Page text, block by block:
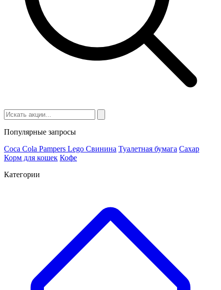
Популярные запросы
Coca Cola Pampers Lego Cвинина Туалетная бумага Сахар
Корм для кошек Кофе
Категории